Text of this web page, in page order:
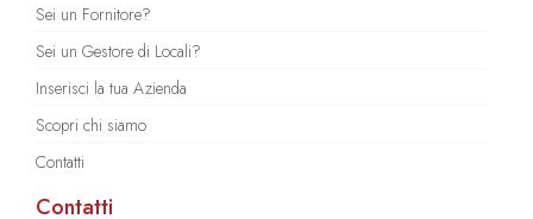
Sei un Fornitore?
Sei un Gestore di Locali?
Inserisci la tua Azienda
Scopri chi siamo
Contatti
Contatti